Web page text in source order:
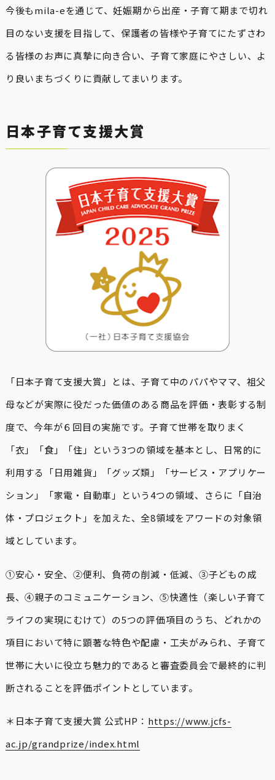
今後もmila-eを通じて、妊娠期から出産・子育て期まで切れ
目のない支援を目指して、保護者の皆様や子育てにたずさわ
る皆様のお声に真摯に向き合い、子育て家庭にやさしい、よ
り良いまちづくりに貢献してまいります。
日本子育て支援大賞
「日本子育て支援大賞」とは、子育て中のパパやママ、祖父
母などが実際に役だった価値のある商品を評価・表彰する制
度で、今年が６回目の実施です。子育て世帯を取りまく
「衣」「食」「住」という3つの領域を基本とし、日常的に
利用する「日用雑貨」「グッズ類」「サービス・アプリケー
ション」「家電・自動車」という4つの領域、さらに「自治
体・プロジェクト」を加えた、全8領域をアワードの対象領
域としています。
①安心・安全、②便利、負荷の削減・低減、③子どもの成
長、④親子のコミュニケーション、⑤快適性（楽しい子育て
ライフの実現にむけて）の5つの評価項目のうち、どれかの
項目において特に顕著な特色や配慮・工夫がみられ、子育て
世帯に大いに役立ち魅力的であると審査委員会で最終的に判
断されることを評価ポイントとしています。
＊日本子育て支援大賞 公式HP： https://www.jcfs-
ac.jp/grandprize/index.html